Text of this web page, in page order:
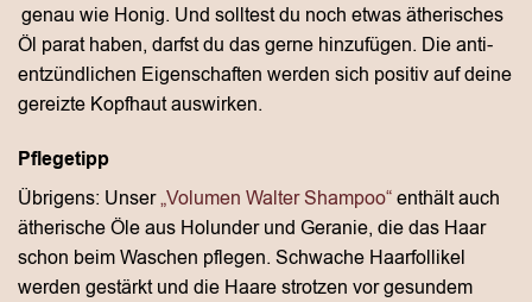
genau wie Honig. Und solltest du noch etwas ätherisches
Öl parat haben, darfst du das gerne hinzufügen. Die anti-
entzündlichen Eigenschaften werden sich positiv auf deine
gereizte Kopfhaut auswirken.
Pflegetipp
Übrigens: Unser„Volumen Walter Shampoo“enthält auch
ätherische Öle aus Holunder und Geranie, die das Haar
schon beim Waschen pflegen. Schwache Haarfollikel
werden gestärkt und die Haare strotzen vor gesundem